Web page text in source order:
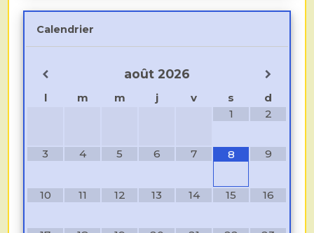
Calendrier
août 2026
l m m j v s
d
1
2
3 4 5 6 7 8 9
10 11 12 13 14 15 16